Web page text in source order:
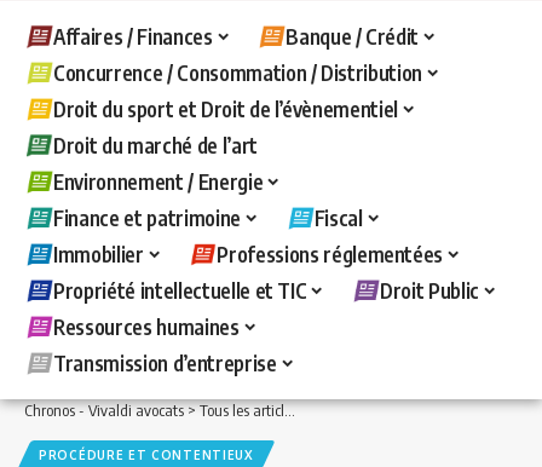
Affaires / Finances
Banque / Crédit
Concurrence / Consommation / Distribution
Droit du sport et Droit de l’évènementiel
Droit du marché de l’art
Environnement / Energie
Finance et patrimoine
Fiscal
Immobilier
Professions réglementées
Propriété intellectuelle et TIC
Droit Public
Ressources humaines
Transmission d’entreprise
Chronos - Vivaldi avocats>Tous les articles >Fiscal>Procédure et contentieux>
PROCÉDURE ET CONTENTIEUX